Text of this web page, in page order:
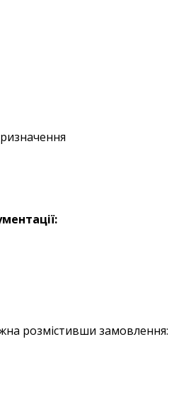
розмістивши замовлення: